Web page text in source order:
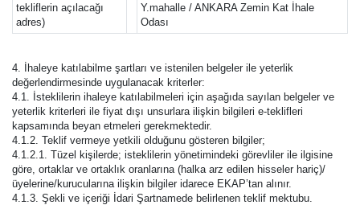
tekliflerin açılacağı
adres)
Y.mahalle / ANKARA Zemin Kat İhale
Odası
4. İhaleye katılabilme şartları ve istenilen belgeler ile yeterlik
değerlendirmesinde uygulanacak kriterler:
4.1. İsteklilerin ihaleye katılabilmeleri için aşağıda sayılan belgeler ve
yeterlik kriterleri ile fiyat dışı unsurlara ilişkin bilgileri e-teklifleri
kapsamında beyan etmeleri gerekmektedir.
4.1.2. Teklif vermeye yetkili olduğunu gösteren bilgiler;
4.1.2.1. Tüzel kişilerde; isteklilerin yönetimindeki görevliler ile ilgisine
göre, ortaklar ve ortaklık oranlarına (halka arz edilen hisseler hariç)/
üyelerine/kurucularına ilişkin bilgiler idarece EKAP’tan alınır.
4.1.3. Şekli ve içeriği İdari Şartnamede belirlenen teklif mektubu.